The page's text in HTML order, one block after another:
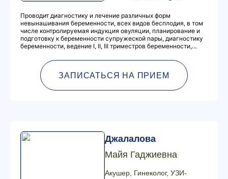
Проводит диагностику и лечение различных форм
невынашивания беременности, всех видов бесплодия, в том
числе контролируемая индукция овуляции, планирование и
подготовку к беременности супружеской пары, диагностику
беременности, ведение I, II, III триместров беременности,...
ЗАПИСАТЬСЯ НА ПРИЕМ
Джалалова
Майя Гаджиевна
Акушер, Гинеколог, УЗИ-